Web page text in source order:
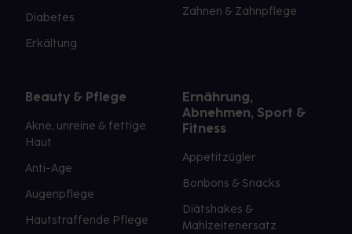
Diabetes
Erkältung
Zahnen & Zahnpflege
Beauty & Pflege
Akne, unreine & fettige
Haut
Anti-Age
Augenpflege
Hautstraffende Pflege
Ernährung,
Abnehmen, Sport &
Fitness
Appetitzügler
Bonbons & Snacks
Diätshakes &
Mahlzeitenersatz